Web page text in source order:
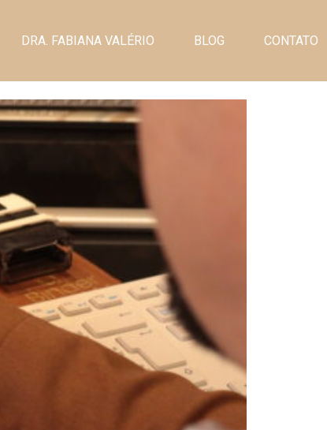
DRA. FABIANA VALÉRIO BLOG CONTATO